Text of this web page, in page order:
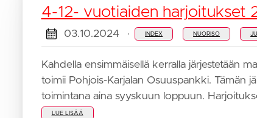
4-12- vuotiaiden harjoitukset
03.10.2024 · INDEX NUORISO
Kahdella ensimmäisellä kerralla järjestetään
toimii Pohjois-Karjalan Osuuspankki. Tämän
toimintana aina syyskuun loppuun.
LUE LISÄÄ